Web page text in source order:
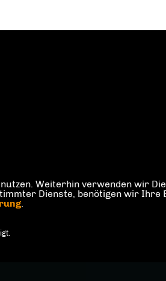
Weiterhin verwenden wir
Dienste, benötigen wir Ihre
.